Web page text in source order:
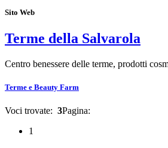
Sito Web
Terme della Salvarola
Centro benessere delle terme, prodotti
Terme e Beauty Farm
Voci trovate: 3Pagina:
1